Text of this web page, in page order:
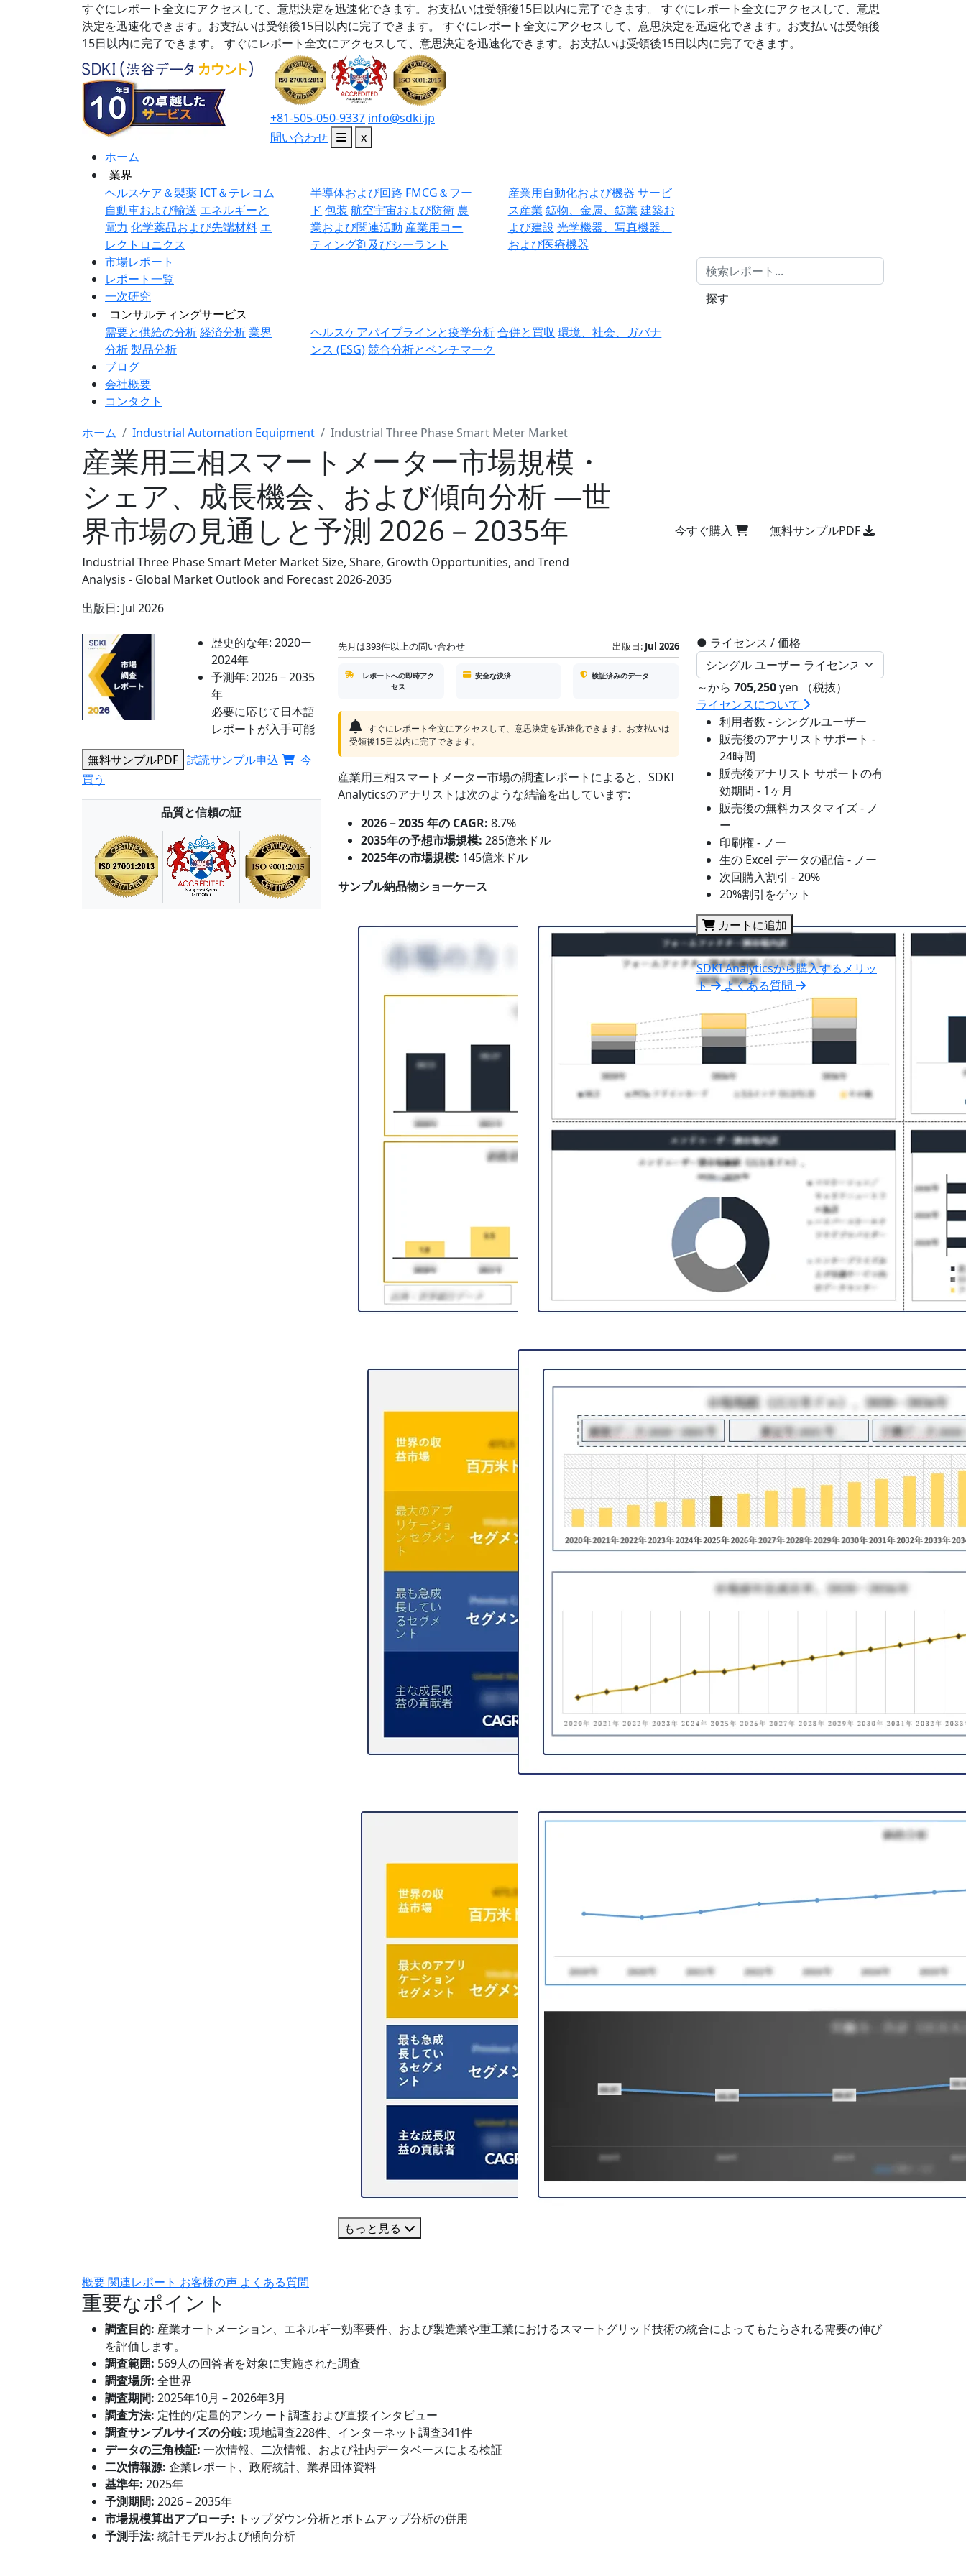
すぐにレポート全文にアクセスして、意思決定を迅速化できます。お支払いは受領後15日以内に完了できます。
すぐにレポート全文にアクセスして、意思
決定を迅速化できます。お支払いは受領後15日以内に完了できます。
すぐにレポート全文にアクセスして、意思決定を迅速化できます。お支払いは受領後
15日以内に完了できます。
すぐにレポート全文にアクセスして、意思決定を迅速化できます。お支払いは受領後15日以内に完了できます。
+81-505-050-9337 info@sdki.jp
問い合わせ
x
ホーム
業界
ヘルスケア＆製薬ICT＆テレコム
自動車および輸送 エネルギーと
電力 化学薬品および先端材料 エ
レクトロニクス
半導体および回路 FMCG＆フー
ド 包装 航空宇宙および防衛 農
業および関連活動 産業用コー
ティング剤及びシーラント
産業用自動化および機器 サービ
ス産業 鉱物、金属、鉱業 建築お
よび建設 光学機器、写真機器、
および医療機器
市場レポート
レポート一覧
一次研究
コンサルティングサービス
需要と供給の分析経済分析業界
分析製品分析
ヘルスケアパイプラインと疫学分析合併と買収 環境、社会、ガバナ
ンス (ESG)競合分析とベンチマーク
ブログ
会社概要
コンタクト
探す
ホーム Industrial Automation Equipment Industrial Three Phase Smart Meter Market
産業用三相スマートメーター市場規模・
シェア、成長機会、および傾向分析 ―世
界市場の見通しと予測 2026－2035年
Industrial Three Phase Smart Meter Market Size, Share, Growth Opportunities, and Trend
Analysis - Global Market Outlook and Forecast 2026-2035
出版日: Jul 2026
今すぐ購入 無料サンプルPDF
歴史的な年: 2020ー
2024年
予測年: 2026－2035
年
必要に応じて日本語
レポートが入手可能
無料サンプルPDF 試読サンプル申込
今
買う
品質と信頼の証
先月は393件以上の問い合わせ 出版日: Jul 2026
レポートへの即時アク
セス
安全な決済 検証済みのデータ
すぐにレポート全文にアクセスして、意思決定を迅速化できます。お支払いは
受領後15日以内に完了できます。
産業用三相スマートメーター市場の調査レポートによると、SDKI
Analyticsのアナリストは次のような結論を出しています:
2026－2035 年の CAGR: 8.7%
2035年の予想市場規模: 285億米ドル
2025年の市場規模: 145億米ドル
サンプル納品物ショーケース
もっと見る
● ライセンス / 価格
～から 705,250yen （税抜）
ライセンスについて
利用者数 - シングルユーザー
販売後のアナリストサポート -
24時間
販売後アナリスト サポートの有
効期間 - 1ヶ月
販売後の無料カスタマイズ - ノ
ー
印刷権 - ノー
生の Excel データの配信 - ノー
次回購入割引 - 20%
20%割引をゲット
カートに追加
SDKI Analyticsから購入するメリッ
ト
よくある質問
概要関連レポート お客様の声 よくある質問
重要なポイント
調査目的: 産業オートメーション、エネルギー効率要件、および製造業や重工業におけるスマートグリッド技術の統合によってもたらされる需要の伸び
を評価します。
調査範囲: 569人の回答者を対象に実施された調査
調査場所: 全世界
調査期間: 2025年10月 – 2026年3月
調査方法: 定性的/定量的アンケート調査および直接インタビュー
調査サンプルサイズの分岐: 現地調査228件、インターネット調査341件
データの三角検証: 一次情報、二次情報、および社内データベースによる検証
二次情報源: 企業レポート、政府統計、業界団体資料
基準年: 2025年
予測期間: 2026－2035年
市場規模算出アプローチ: トップダウン分析とボトムアップ分析の併用
予測手法: 統計モデルおよび傾向分析